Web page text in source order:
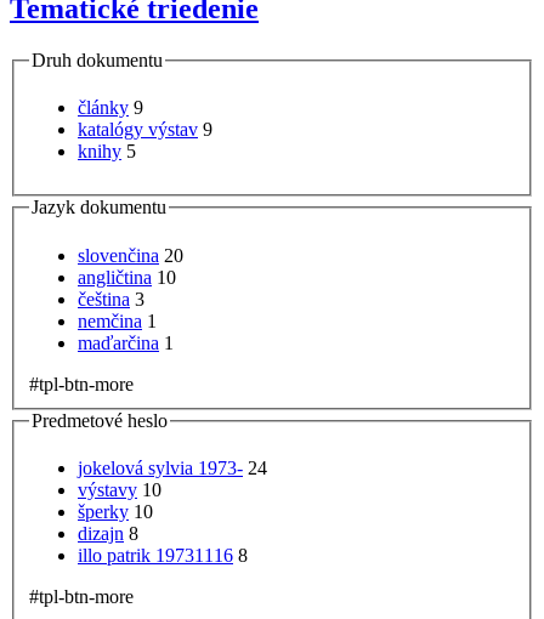
Tematické triedenie
Druh dokumentu
články 9
katalógy výstav 9
knihy 5
Jazyk dokumentu
slovenčina 20
angličtina 10
čeština 3
nemčina 1
maďarčina 1
#tpl-btn-more
Predmetové heslo
jokelová sylvia 1973- 24
výstavy 10
šperky 10
dizajn 8
illo patrik 19731116 8
#tpl-btn-more